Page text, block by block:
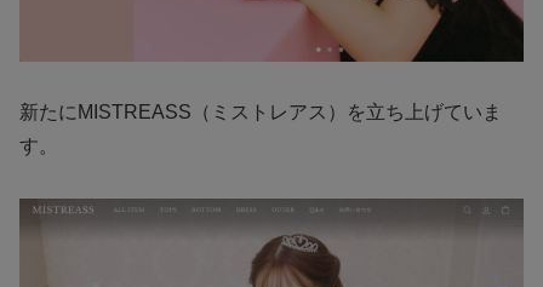
新たにMISTREASS（ミストレアス）を立ち上げていま
す。